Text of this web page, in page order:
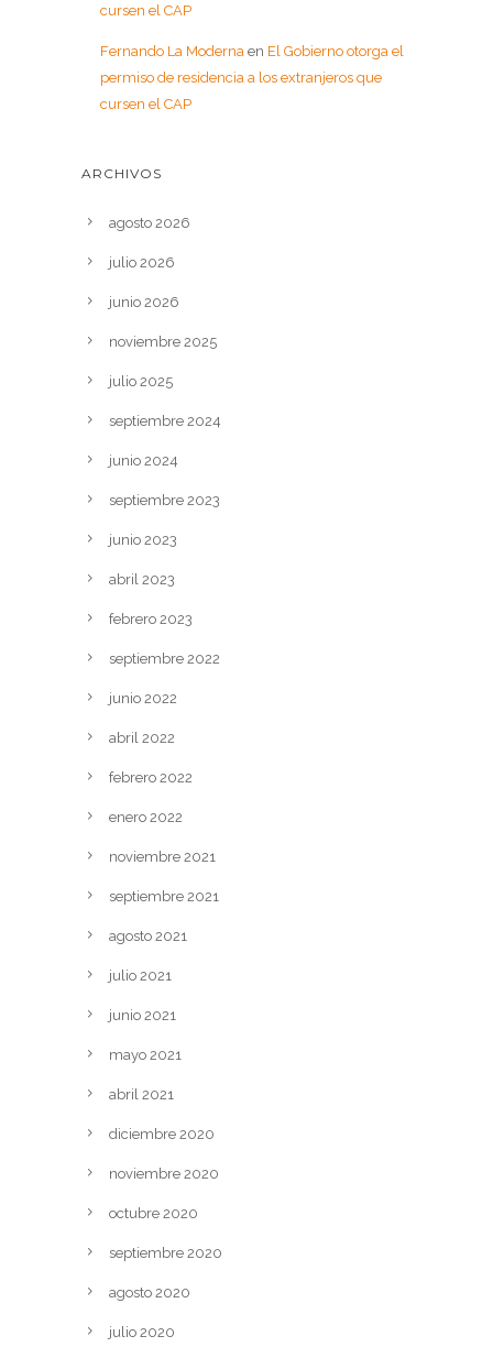
cursen el CAP
Fernando La Moderna en El Gobierno otorga el
permiso de residencia a los extranjeros que
cursen el CAP
ARCHIVOS
agosto 2026
julio 2026
junio 2026
noviembre 2025
julio 2025
septiembre 2024
junio 2024
septiembre 2023
junio 2023
abril 2023
febrero 2023
septiembre 2022
junio 2022
abril 2022
febrero 2022
enero 2022
noviembre 2021
septiembre 2021
agosto 2021
julio 2021
junio 2021
mayo 2021
abril 2021
diciembre 2020
noviembre 2020
octubre 2020
septiembre 2020
agosto 2020
julio 2020